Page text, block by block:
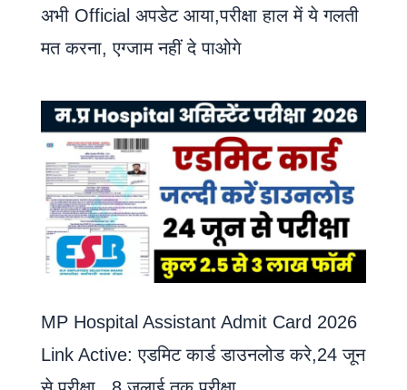
अभी Official अपडेट आया,परीक्षा हाल में ये गलती
मत करना, एग्जाम नहीं दे पाओगे
MP Hospital Assistant Admit Card 2026
Link Active: एडमिट कार्ड डाउनलोड करे,24 जून